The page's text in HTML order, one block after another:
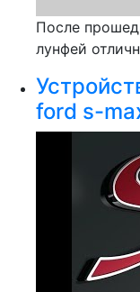
После
лунфей
ford s-